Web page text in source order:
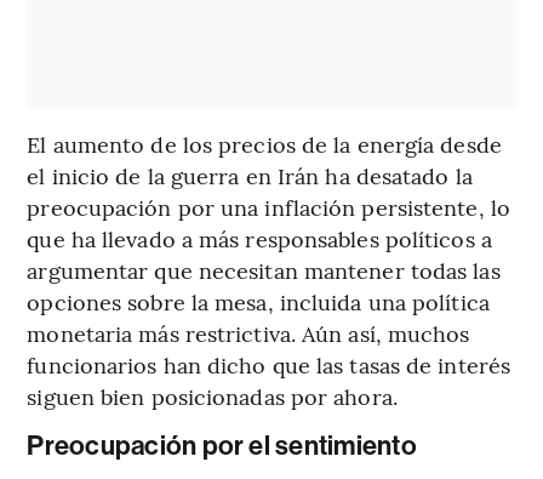
El aumento de los precios de la energía desde
el inicio de la guerra en Irán ha desatado la
preocupación por una inflación persistente, lo
que ha llevado a más responsables políticos a
argumentar que necesitan mantener todas las
opciones sobre la mesa, incluida una política
monetaria más restrictiva. Aún así, muchos
funcionarios han dicho que las tasas de interés
siguen bien posicionadas por ahora.
Preocupación por el sentimiento